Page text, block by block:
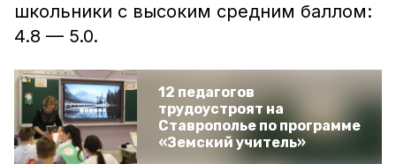
школьники с высоким средним баллом:
4.8 — 5.0.
12 педагогов
трудоустроят на
Ставрополье по программе
«Земский учитель»